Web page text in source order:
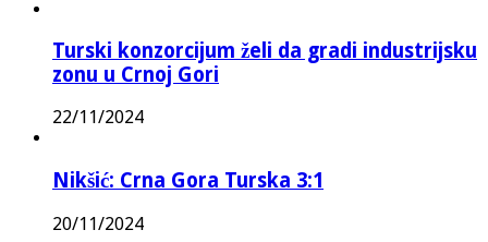
Turski konzorcijum želi da gradi industrijsku
zonu u Crnoj Gori
22/11/2024
Nikšić: Crna Gora Turska 3:1
20/11/2024